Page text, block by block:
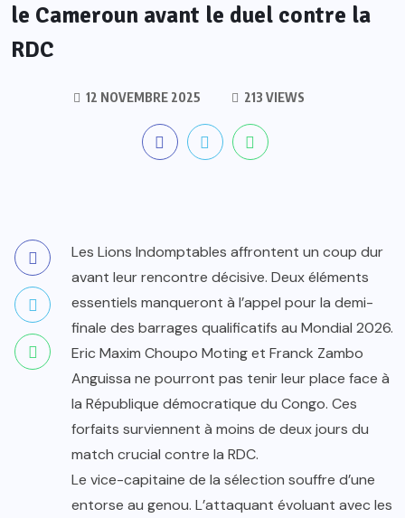
le Cameroun avant le duel contre la
RDC
12 NOVEMBRE 2025 213 VIEWS
Les Lions Indomptables affrontent un coup dur
avant leur rencontre décisive. Deux éléments
essentiels manqueront à l’appel pour la demi-
finale des barrages qualificatifs au Mondial 2026.
Eric Maxim Choupo Moting et Franck Zambo
Anguissa ne pourront pas tenir leur place face à
la République démocratique du Congo. Ces
forfaits surviennent à moins de deux jours du
match crucial contre la RDC.
Le vice-capitaine de la sélection souffre d’une
entorse au genou. L’attaquant évoluant avec les